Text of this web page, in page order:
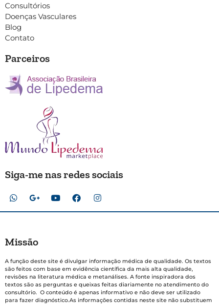
Consultórios
Doenças Vasculares
Blog
Contato
Parceiros
Siga-me nas redes sociais
Missão
A função deste site é divulgar informação médica de qualidade. Os textos
são feitos com base em evidência científica da mais alta qualidade,
revisões na literatura médica e metanálises. A fonte inspiradora dos
textos são as perguntas e queixas feitas diariamente no atendimento do
consultório. O conteúdo é apenas informativo e não deve ser utilizado
para fazer diagnóstico.As informações contidas neste site não substituem